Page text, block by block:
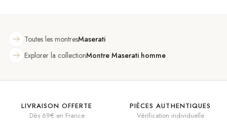
Toutes les montresMaserati
Explorer la collectionMontre Maserati homme
LIVRAISON OFFERTE
Dès 69€ en France
PIÈCES AUTHENTIQUES
Vérification individuelle